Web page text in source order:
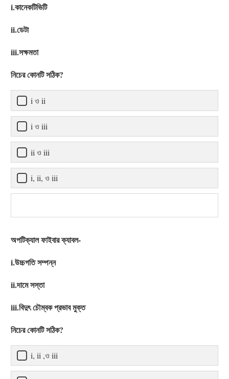
i.কানেকটিভিটি
ii.ডেটা
iii.সক্ষমতা
নিচের কোনটি সঠিক?
i ও ii
i ও iii
ii ও iii
i, ii, ও iii
অপটিক্যাল ফাইবার ক্যাবল-
i.উচ্চগতি সম্পন্ন
ii.দামে সস্তা
iii.বিদুৎ চৌম্বক প্রভাব মুক্ত
নিচের কোনটি সঠিক?
i, ii ,ও iii